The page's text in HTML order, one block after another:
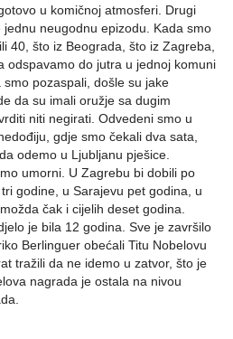
u komičnoj atmosferi. Drugi
neugodnu epizodu. Kada smo
40, što iz Beograda, što iz Zagreba,
odspavamo do jutra u jednoj komuni
pozaspali, došle su jake
da su imali oružje sa dugim
niti negirati. Odvedeni smo u
gdje smo čekali dva sata,
odemo u Ljubljanu pješice.
umorni. U Zagrebu bi dobili po
godine, u Sarajevu pet godina, u
čak i cijelih deset godina.
je bila 12 godina. Sve je završilo
Berlinguer obećali Titu Nobelovu
tražili da ne idemo u zatvor, što je
nagrada je ostala na nivou